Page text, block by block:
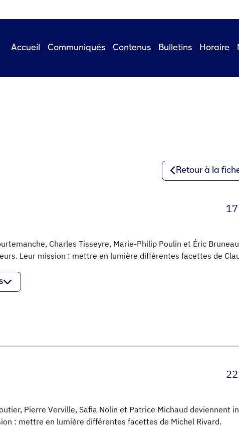
Accueil Communiqués Contenus Bulletins Horaire
Retour à la
Charles Tisseyre, Marie-Philip Poulin et Éric
Leur mission : mettre en lumière différentes facettes de
Pierre Verville, Safia Nolin et Patrice Michaud deviennent
: mettre en lumière différentes facettes de Michel Rivard.